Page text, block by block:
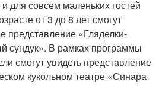
для совсем маленьких гостей
от 3 до 8 лет смогут
представление «Гляделки-
сундук». В рамках программы
смогут увидеть представление
кукольном театре «Синара